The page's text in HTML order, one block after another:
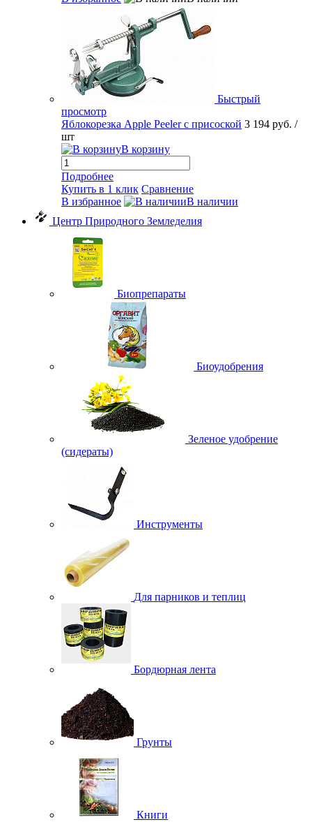
Быстрый
просмотр
Яблокорезка Apple Peeler с присоской 3 194 руб. /
шт
В корзину
Подробнее
Купить в 1 клик Сравнение
В избранное
В наличии
Центр Природного Земледелия
Биопрепараты
Биоудобрения
Зеленое удобрение
(сидераты)
Инструменты
Для парников и теплиц
Бордюрная лента
Грунты
Книги